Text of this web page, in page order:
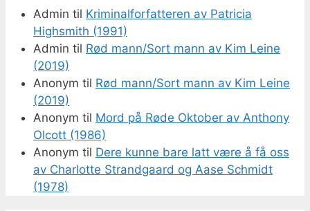
Admin til Kriminalforfatteren av Patricia
Highsmith (1991)
Admin til Rød mann/Sort mann av Kim Leine
(2019)
Anonym til Rød mann/Sort mann av Kim Leine
(2019)
Anonym til Mord på Røde Oktober av Anthony
Olcott (1986)
Anonym til Dere kunne bare latt være å få oss
av Charlotte Strandgaard og Aase Schmidt
(1978)